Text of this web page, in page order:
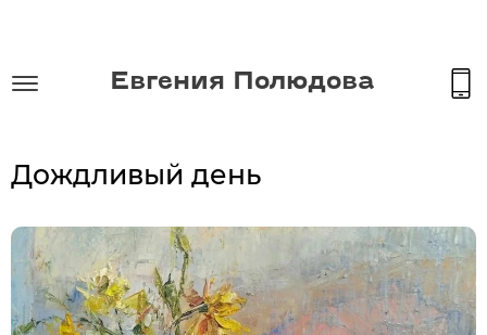
Евгения Полюдова
Дождливый день